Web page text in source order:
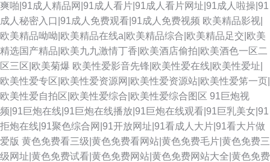
爽啪|91成人精品网|91成人看片|91成人看片网址|91成人啦操|91
成人秘密入口|91成人免费观看|91成人免费视频 欧美精品影视|
欧美精品呦呦|欧美精品在线a|欧美精品综合|欧美精品足交|欧美
精选国产精品|欧美九九激情丁香|欧美酒店偷拍|欧美酒色一区二
区三区|欧美菊爆 欧美性爱影音先锋|欧美性爱在线|欧美性爱址|
欧美性爱专区|欧美性爱资源网|欧美性爱资源站|欧美性爱笫一页|
欧美性爱自拍区|欧美性爱综合|欧美性爱综合图区 91巨炮视
频|91巨炮在线|91巨炮在线播放|91巨炮在线观看|91巨乳美女|91
拒炮在线|91聚色综合网|91开放网址|91看成人大片|91看大片做
爱版 黄色免费看三级|黄色免费看网站|黄色免费毛片|黄色免费三
级网址|黄色免费试看|黄色免费网站|黄色免费网站大全|黄色免费